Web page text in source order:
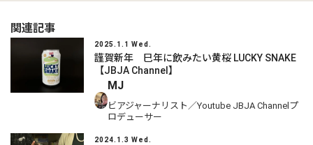
関連記事
2025.1.1 Wed.
謹賀新年 巳年に飲みたい黄桜 LUCKY SNAKE
【JBJA Channel】
MJ
ビアジャーナリスト／Youtube JBJA Channelプ
ロデューサー
2024.1.3 Wed.